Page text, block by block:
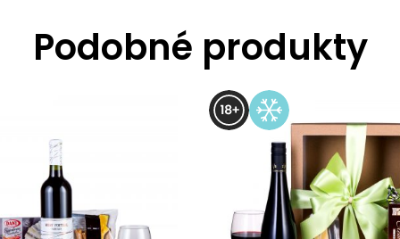
Podobné produkty